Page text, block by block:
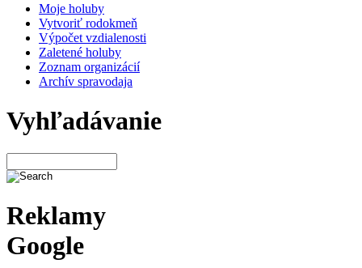
Moje holuby
Vytvoriť rodokmeň
Výpočet vzdialenosti
Zaletené holuby
Zoznam organizácií
Archív spravodaja
Vyhľadávanie
Reklamy
Google